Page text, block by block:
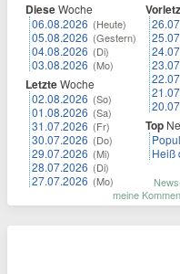
DieseWoche
06.08.2026 (Heute)
05.08.2026 (Gestern)
04.08.2026 (Di)
03.08.2026 (Mo)
LetzteWoche
02.08.2026 (So)
01.08.2026 (Sa)
31.07.2026 (Fr)
30.07.2026 (Do)
29.07.2026 (Mi)
28.07.2026 (Di)
27.07.2026 (Mo)
Top
Heiß
meine